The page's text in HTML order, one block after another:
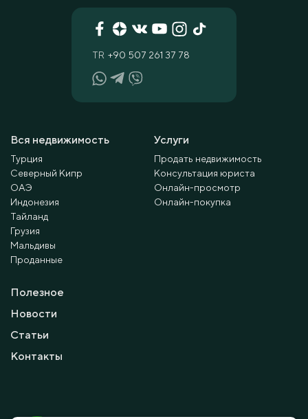
Вся недвижимость
Турция
Северный Кипр
ОАЭ
Индонезия
Тайланд
Грузия
Мальдивы
Проданные
Услуги
Продать недвижимость
Консультация юриста
Онлайн-просмотр
Онлайн-покупка
Полезное
Новости
Статьи
Контакты
TR +90 507 261 37 78